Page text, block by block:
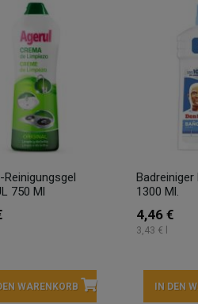
750 Ml
WARENKORB
Badreiniger
1300 Ml.
4,46 €
3,43 € l
IN DEN